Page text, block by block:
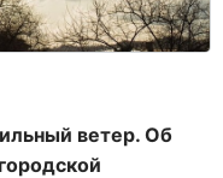
ветер. Об